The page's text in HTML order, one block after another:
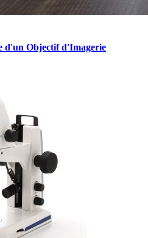
d'un Objectif d'Imagerie